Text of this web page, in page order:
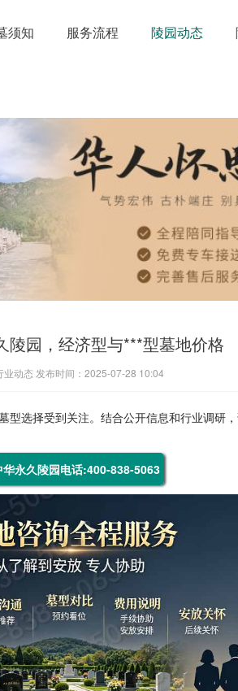
须知 服务流程 陵园动态
陵园，经济型与***型墓地价格
业动态 发布时间：2025-07-28 10:04
选择受到关注。结合公开信息和行业调研
永久陵园电话:400-838-5063